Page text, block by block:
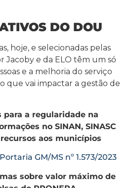
DO DOU
hoje, e selecionadas pelas
Jacoby e da ELO têm um só
e a melhoria do serviço
que vai impactar a gestão de
para a regularidade na
no SINAN, SINASC
aos municípios
Portaria GM/MS nº 1.573/2023
sobre valor máximo de